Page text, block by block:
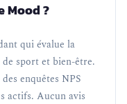
Mood ?
qui évalue la
sport et bien-être.
enquêtes NPS
actifs. Aucun avis